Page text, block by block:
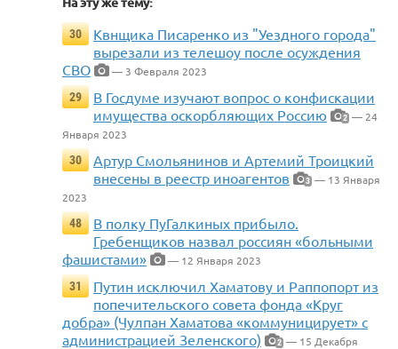
30
Квнщика Писаренко из "Уездного города"
вырезали из телешоу после осуждения
СВО
— 3 Февраля 2023
29
В Госдуме изучают вопрос о конфискации
имущества оскорбляющих Россию
2 — 24
Января 2023
30
Артур Смольянинов и Артемий Троицкий
внесены в реестр иноагентов
3 — 13 Января
2023
48
В полку ПуГалкиных прибыло.
Гребенщиков назвал россиян «больными
фашистами»
— 12 Января 2023
31
Путин исключил Хаматову и Раппопорт из
попечительского совета фонда «Круг
добра» (Чулпан Хаматова «коммуницирует» с
администрацией Зеленского)
2 — 15 Декабря